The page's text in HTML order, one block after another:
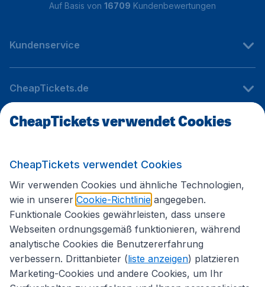
Auf Basis von 16709 Kundenbewertungen
Kundenservice
CheapTickets.de
Internationale Webseiten
Folgen Sie uns:
CheapTickets verwendet Cookies
CheapTickets verwendet Cookies
Wir verwenden Cookies und ähnliche Technologien,
wie in unserer Cookie-Richtlinie angegeben.
Funktionale Cookies gewährleisten, dass unsere
Webseiten ordnungsgemäß funktionieren, während
analytische Cookies die Benutzererfahrung
verbessern. Drittanbieter (liste anzeigen) platzieren
Marketing-Cookies und andere Cookies, um Ihr